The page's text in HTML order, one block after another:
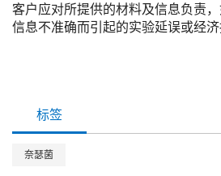
客户应对所提供的材料及信息负责
信息不准确而引起的实验延误或经济
标签
奈瑟菌